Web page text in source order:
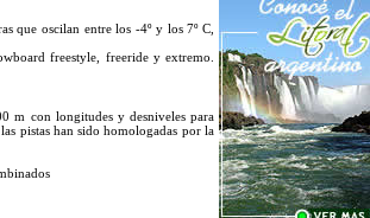
que oscilan entre los -4º y los 7º C,
freestyle, freeride y extremo.
m con longitudes y desniveles para
pistas han sido homologadas por la